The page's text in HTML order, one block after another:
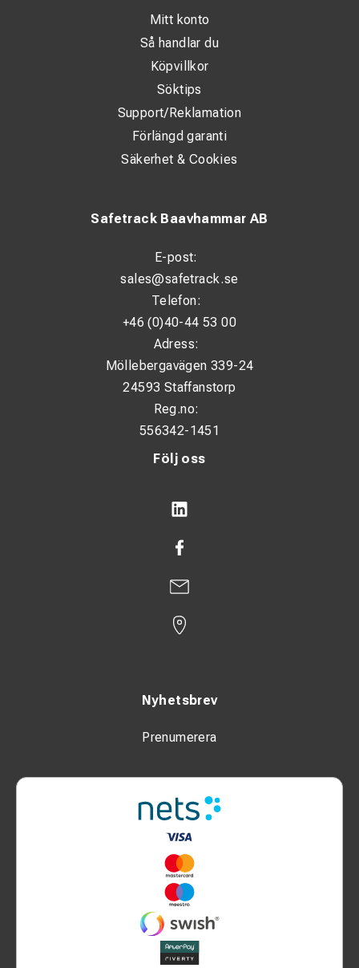
Följ oss
Nyhetsbrev
Prenumerera
Safetrack Baavhammar AB
E-post:
sales@safetrack.se
Telefon:
+46 (0)40-44 53 00
Adress:
Möllebergavägen 339-24
24593 Staffanstorp
Reg.no:
556342-1451
Mitt konto
Så handlar du
Köpvillkor
Söktips
Support/Reklamation
Förlängd garanti
Säkerhet & Cookies